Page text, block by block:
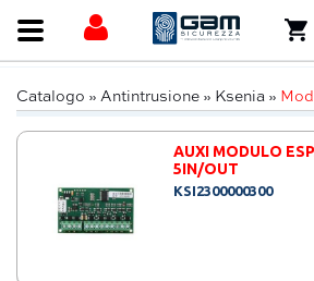
Catalogo » Antintrusione » Ksenia »
AUXI MODULO
5IN/OUT
KSI2300000300